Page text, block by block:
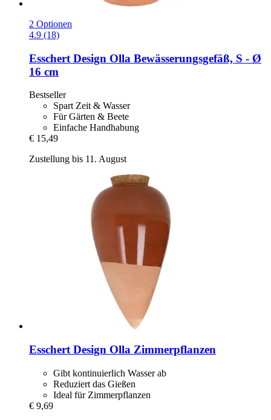
2 Optionen
4.9 (18)
Esschert Design Olla Bewässerungsgefäß, S -​ Ø
16 cm
Bestseller
Spart Zeit & Wasser
Für Gärten & Beete
Einfache Handhabung
€ 15,49
Zustellung bis 11. August
Esschert Design Olla Zimmerpflanzen
Gibt kontinuierlich Wasser ab
Reduziert das Gießen
Ideal für Zimmerpflanzen
€ 9,69